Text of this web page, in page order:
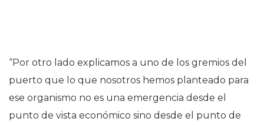
“Por otro lado explicamos a uno de los gremios del
puerto que lo que nosotros hemos planteado para
ese organismo no es una emergencia desde el
punto de vista económico sino desde el punto de